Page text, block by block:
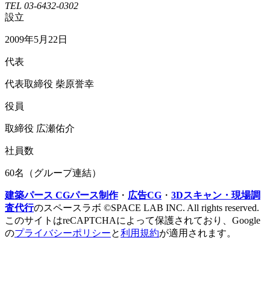
TEL 03-6432-0302
設立
2009年5月22日
代表
代表取締役 柴原誉幸
役員
取締役 広瀬佑介
社員数
60名（グループ連結）
建築パース CGパース制作・ 広告CG ・ 3Dスキャン・現場調
査代行のスペースラボ ©SPACE LAB INC. All rights reserved.
このサイトはreCAPTCHAによって保護されており、Google
のプライバシーポリシーと利用規約が適用されます。